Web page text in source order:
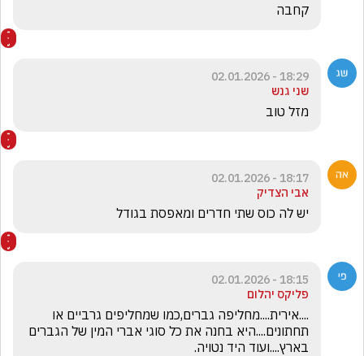
קחבה
18:29 - 02.01.2026
שני גנש
מזל טוב
18:17 - 02.01.2026
אבי הצדיק
יש לה כוס שתי חדרים ומאפסת בגודל
18:15 - 02.01.2026
פליקס יהלום
בארץ....ועוד היד נטויה.